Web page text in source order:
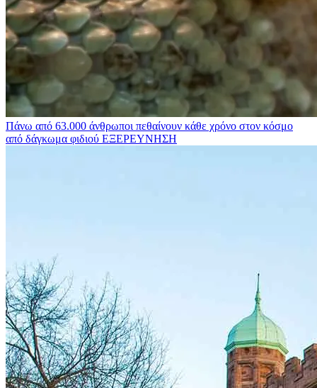
Πάνω από 63.000 άνθρωποι πεθαίνουν κάθε χρόνο στον κόσμο
από δάγκωμα φιδιού ΕΞΕΡΕΥΝΗΣΗ